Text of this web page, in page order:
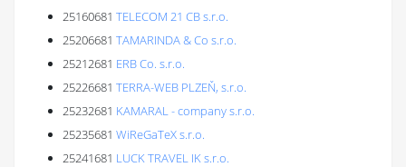
25160681 TELECOM 21 CB s.r.o.
25206681 TAMARINDA & Co s.r.o.
25212681 ERB Co. s.r.o.
25226681 TERRA-WEB PLZEŇ, s.r.o.
25232681 KAMARAL - company s.r.o.
25235681 WiReGaTeX s.r.o.
25241681 LUCK TRAVEL IK s.r.o.